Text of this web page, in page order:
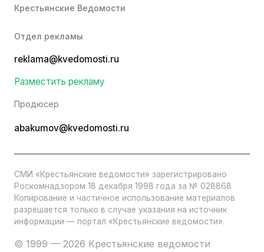
Крестьянские Ведомости
Отдел рекламы
reklama@kvedomosti.ru
Разместить рекламу
Продюсер
abakumov@kvedomosti.ru
СМИ «Крестьянские ведомости» зарегистрировано
Роскомнадзором 18 декабря 1998 года за № 028868
Копирование и частичное использование материалов
разрешается только в случае указания на источник
информации — портал «Крестьянские ведомости».
© 1999 — 2026 Крестьянские ведомости